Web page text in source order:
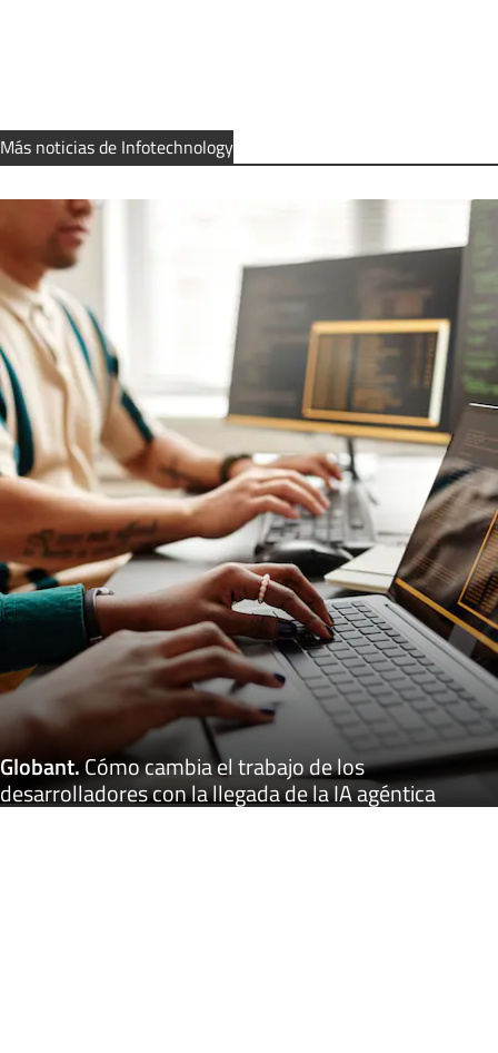
Más noticias de Infotechnology
Globant.Cómo cambia el trabajo de los
desarrolladores con la llegada de la IA agéntica